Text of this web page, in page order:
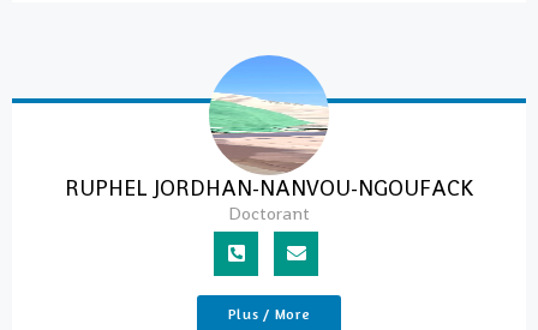
RUPHEL JORDHAN-NANVOU-NGOUFACK
Doctorant
Plus / More